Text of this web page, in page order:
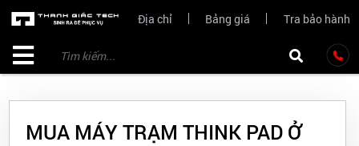
Địa chỉ Bảng giá Tra bảo hành
MUA MÁY TRẠM THINK PAD Ở